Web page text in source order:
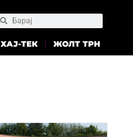
ХАЈ-ТЕК ЖОЛТ ТРН